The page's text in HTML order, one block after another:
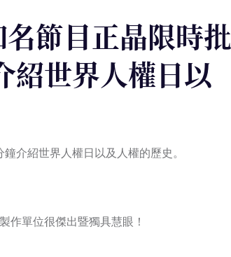
節目正晶限時批
紹世界人權日以
介紹世界人權日以及人權的歷史。
作單位很傑出暨獨具慧眼！